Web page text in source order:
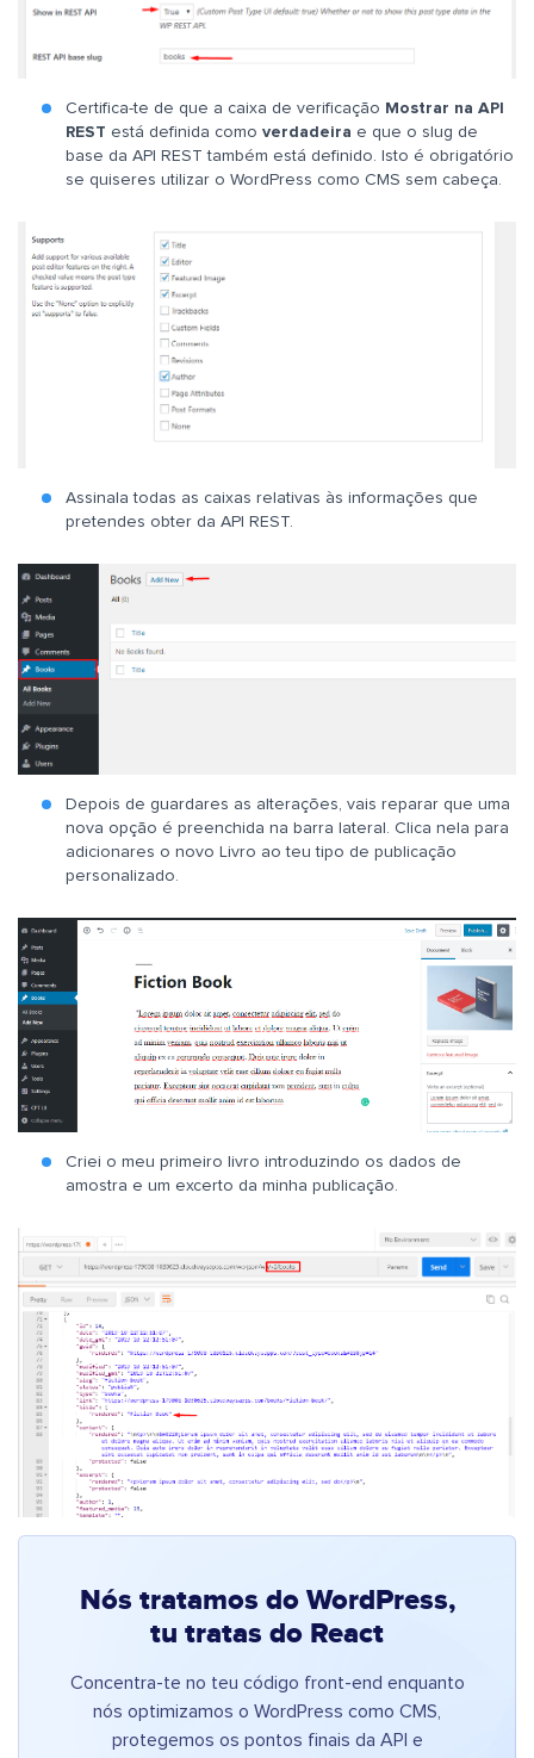
Certifica-te de que a caixa de verificação Mostrar na API
REST está definida como verdadeira e que o slug de
base da API REST também está definido. Isto é obrigatório
se quiseres utilizar o WordPress como CMS sem cabeça.
Assinala todas as caixas relativas às informações que
pretendes obter da API REST.
Depois de guardares as alterações, vais reparar que uma
nova opção é preenchida na barra lateral. Clica nela para
adicionares o novo Livro ao teu tipo de publicação
personalizado.
Criei o meu primeiro livro introduzindo os dados de
amostra e um excerto da minha publicação.
Nós tratamos do WordPress,
tu tratas do React
Concentra-te no teu código front-end enquanto
nós optimizamos o WordPress como CMS,
protegemos os pontos finais da API e